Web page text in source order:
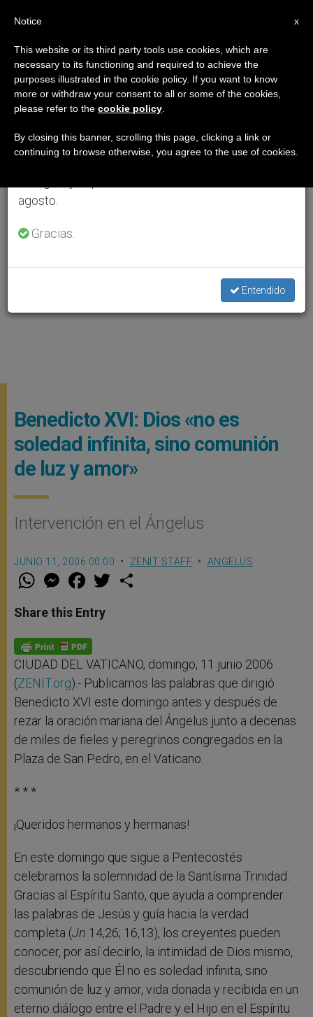
Benedicto XVI: Dios «no es
soledad infinita, sino comunión
de luz y amor»
Intervención en el Ángelus
JUNIO 11, 2006 00:00 ZENIT STAFF ANGELUS
W
t
s
p
p
M
e
s
e
g
e
r
F
a
e
b
o
k
w
Share this Entry
CIUDAD DEL VATICANO, domingo, 11 junio 2006
(ZENIT.org).- Publicamos las palabras que dirigió
Benedicto XVI este domingo antes y después de
rezar la oración mariana del Ángelus junto a decenas
de miles de fieles y peregrinos congregados en la
Plaza de San Pedro, en el Vaticano.
* * *
¡Queridos hermanos y hermanas!
En este domingo que sigue a Pentecostés
celebramos la solemnidad de la Santísima Trinidad.
Gracias al Espíritu Santo, que ayuda a comprender
las palabras de Jesús y guía hacia la verdad
completa (Jn 14,26; 16,13), los creyentes pueden
conocer, por así decirlo, la intimidad de Dios mismo,
descubriendo que Él no es soledad infinita, sino
comunión de luz y amor, vida donada y recibida en un
eterno diálogo entre el Padre y el Hijo en el Espíritu
×
Aviso importante
Del 27 de julio al 7 de agosto haremos la pausa
anual, aprovechando que en el periodo de verano
se generan menos informaciones y también el
agosto.
Gracias.
Entendido
x
Notice
This website or its third party tools use cookies, which are
necessary to its functioning and required to achieve the
purposes illustrated in the cookie policy. If you want to know
more or withdraw your consent to all or some of the cookies,
please refer to the cookie policy
By closing this banner, scrolling this page, clicking a link or
continuing to browse otherwise, you agree to the use of cookies.